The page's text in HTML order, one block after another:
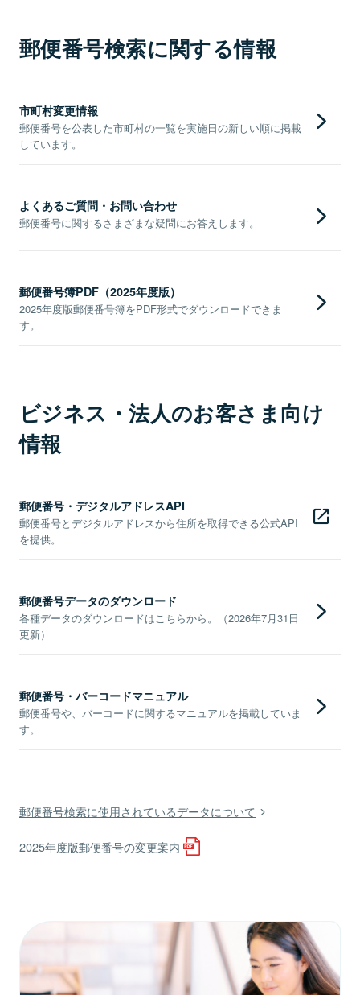
郵便番号検索に関する情報
市町村変更情報
郵便番号を公表した市町村の一覧を実施日の新しい順に掲載
しています。
よくあるご質問・お問い合わせ
郵便番号に関するさまざまな疑問にお答えします。
郵便番号簿PDF（2025年度版）
2025年度版郵便番号簿をPDF形式でダウンロードできま
す。
ビジネス・法人のお客さま向け
情報
郵便番号・デジタルアドレスAPI
郵便番号とデジタルアドレスから住所を取得できる公式API
を提供。
郵便番号データのダウンロード
各種データのダウンロードはこちらから。（2026年7月31日
更新）
郵便番号・バーコードマニュアル
郵便番号や、バーコードに関するマニュアルを掲載していま
す。
郵便番号検索に使用されているデータについて
2025年度版郵便番号の変更案内